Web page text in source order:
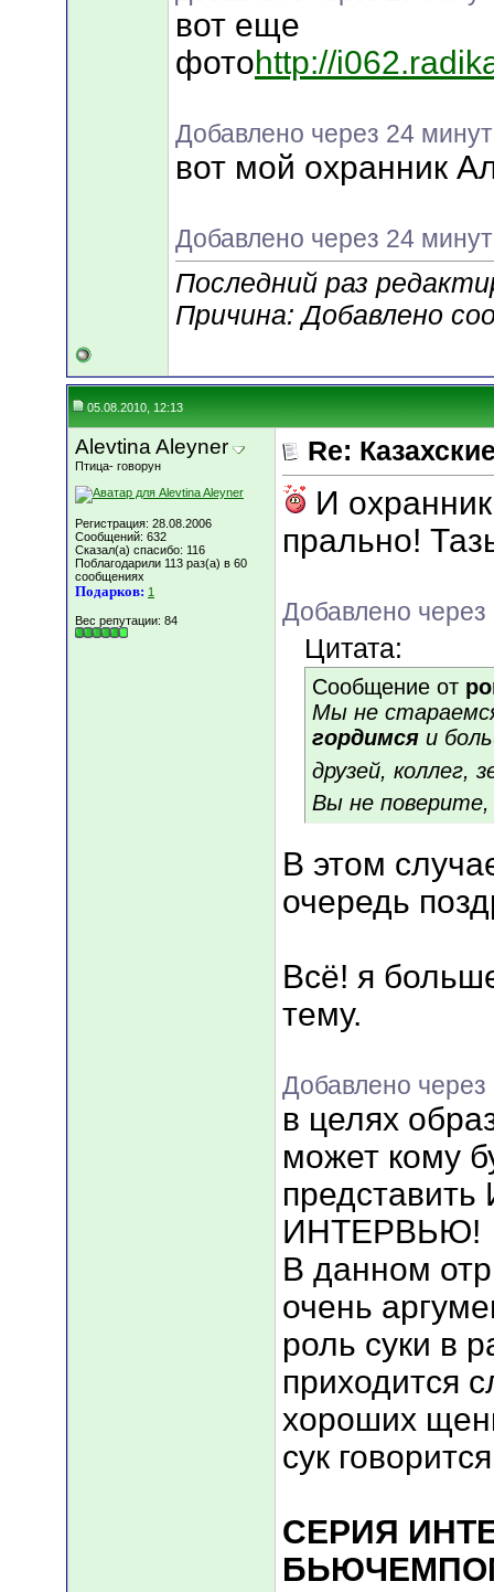
вот еще
фотоhttp://
Добавлено через 24
вот мой охранник
Добавлено через 24
Последний раз
Причина: Добавлено
05.08.2010, 12:13
Alevtina Aleyner
Птица- говорун
Регистрация: 28.08.2006
Сообщений: 632
Сказал(а) спасибо: 116
Поблагодарили 113 раз(а) в 60
сообщениях
Подарков: 1
Вес репутации: 84
Re:
И
прально!
Добавлено
Цитата:
Сообщение от
Мы не
гордимся и
друзей, коллег,
Вы не
В этом
очередь
Всё! я
тему.
Добавлено
в целях
может кому
ИНТЕРВЬЮ!
В данном
очень
роль суки в
приходится
хороших
сук
СЕРИЯ